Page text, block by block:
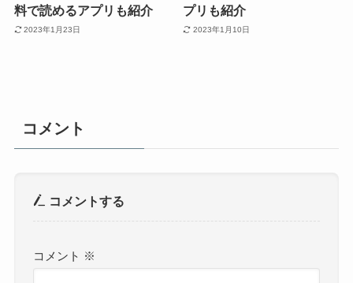
料で読めるアプリも紹介
2023年1月23日
プリも紹介
2023年1月10日
コメント
コメントする
コメント ※